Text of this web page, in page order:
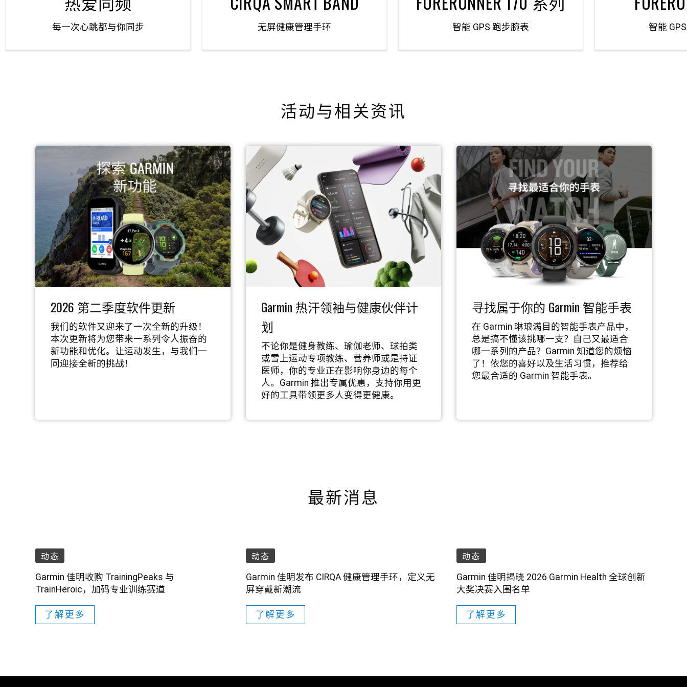
每一次心跳都与你同步 无屏健康管理手环 智能 GPS 跑步腕表 智能
活动与相关资讯
2026 第二季度软件更新
我们的软件又迎来了一次全新的升级！
本次更新将为您带来一系列令人振奋的
新功能和优化。让运动发生，与我们一
同迎接全新的挑战！
Garmin 热汗领袖与健康伙伴计
划
不论你是健身教练、瑜伽老师、球拍类
或雪上运动专项教练、营养师或是持证
医师，你的专业正在影响你身边的每个
人。Garmin 推出专属优惠，支持你用更
好的工具带领更多人变得更健康。
寻找属于你的 Garmin 智能手表
在 Garmin 琳琅满目的智能手表产品中，
总是搞不懂该挑哪一支？自己又最适合
哪一系列的产品？Garmin 知道您的烦恼
了！依您的喜好以及生活习惯，推荐给
您最合适的 Garmin 智能手表。
最新消息
动态
Garmin 佳明收购 TrainingPeaks 与
TrainHeroic，加码专业训练赛道
了解更多
动态
Garmin 佳明发布 CIRQA 健康管理手环，定义无
屏穿戴新潮流
了解更多
动态
Garmin 佳明揭晓 2026 Garmin Health 全球创新
大奖决赛入围名单
了解更多